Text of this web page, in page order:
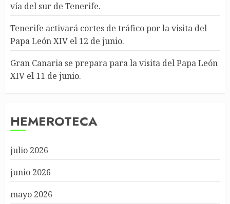
vía del sur de Tenerife.
Tenerife activará cortes de tráfico por la visita del
Papa León XIV el 12 de junio.
Gran Canaria se prepara para la visita del Papa León
XIV el 11 de junio.
HEMEROTECA
julio 2026
junio 2026
mayo 2026